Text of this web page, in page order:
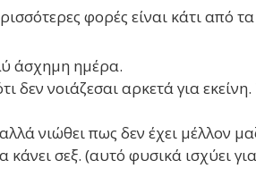
φορές είναι κάτι από
άσχημη ημέρα.
δεν νοιάζεσαι αρκετά για
νιώθει πως δεν έχει μέλλον
κάνει σεξ. (αυτό φυσικά ισχύει